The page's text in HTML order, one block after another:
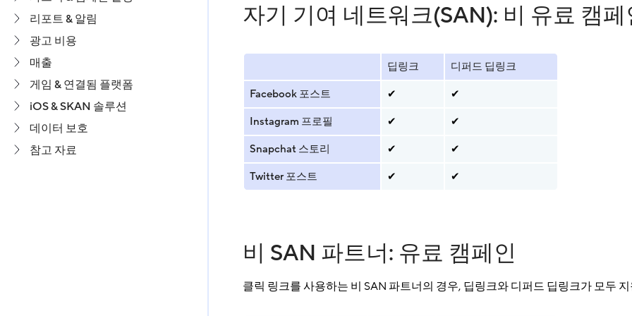
리포트 & 알림
광고 비용
매출
게임 & 연결됨 플랫폼
iOS & SKAN 솔루션
데이터 보호
참고 자료
자기 기여 네트워크(SAN): 비 유료 캠페
딥링크
디퍼드 딥링크
Facebook 포스트
✔
✔
Instagram 프로필
✔
✔
Snapchat 스토리
✔
✔
Twitter 포스트
✔ ✔
비 SAN 파트너: 유료 캠페인
클릭 링크를 사용하는 비 SAN 파트너의 경우, 딥링크와 디퍼드 딥링크가 모두